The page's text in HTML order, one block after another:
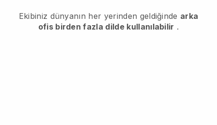
Ekibiniz dünyanın her yerinden geldiğinde arka
ofis birden fazla dilde kullanılabilir .